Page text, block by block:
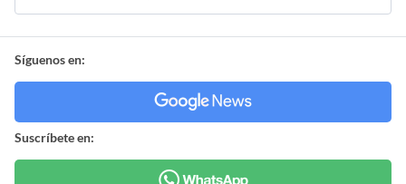
Síguenos en:
Suscríbete en: